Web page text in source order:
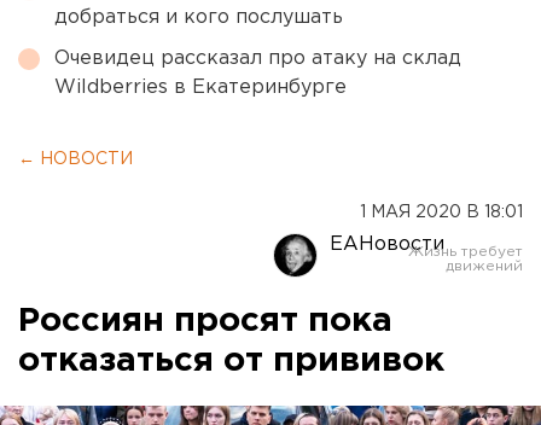
добраться и кого послушать
Очевидец рассказал про атаку на склад
Wildberries в Екатеринбурге
← НОВОСТИ
1 МАЯ 2020 В 18:01
ЕАНовости
Россиян просят пока
отказаться от прививок